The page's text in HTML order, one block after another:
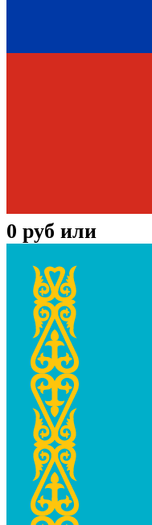
0 руб или